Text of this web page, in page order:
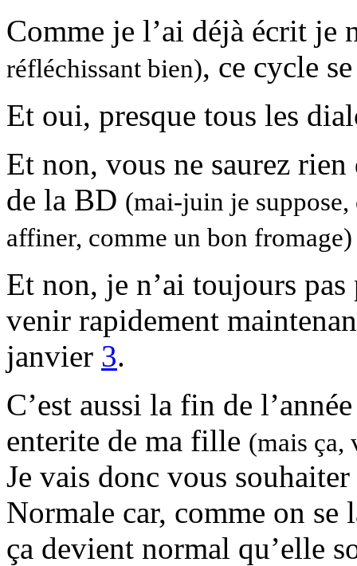
Comme je l’ai déjà écrit je
réfléchissant bien), ce cycle
Et oui, presque tous les
Et non, vous ne saurez
de la BD (mai-juin je suppose,
affiner, comme un bon fromage)
Et non, je n’ai toujours
venir rapidement
janvier 3.
C’est aussi la fin de
enterite de ma fille (mais ça,
Je vais donc vous
Normale car, comme on se
ça devient normal qu’elle